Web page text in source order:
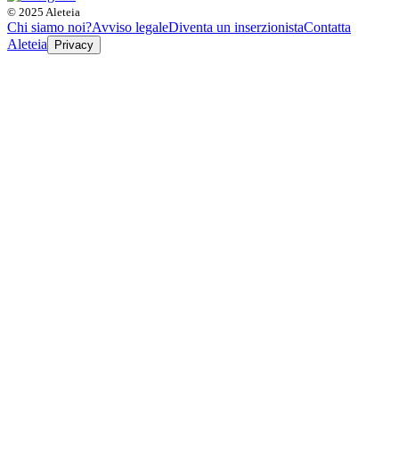
© 2025 Aleteia
Chi siamo noi?Avviso legaleDiventa un inserzionistaContatta
Aleteia
Privacy